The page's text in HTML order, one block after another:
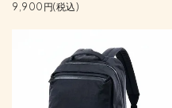
9,900円(税込)